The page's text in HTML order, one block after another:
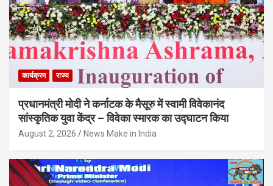
कार्यक्रम राज्य
प्रधानमंत्री मोदी ने कर्नाटक के मैसूरु में स्वामी विवेकानंद
सांस्कृतिक युवा केंद्र – विवेका स्मारक का उद्घाटन किया
August 2, 2026 News Make in India